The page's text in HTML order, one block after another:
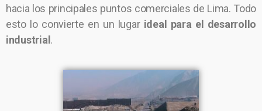
hacia los principales puntos comerciales de Lima. Todo
esto lo convierte en un lugar ideal para el desarrollo
industrial .